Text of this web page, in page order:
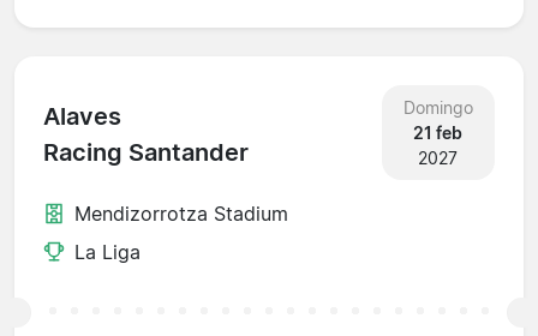
Alaves
Racing Santander
Domingo
21 feb
2027
Mendizorrotza Stadium
La Liga